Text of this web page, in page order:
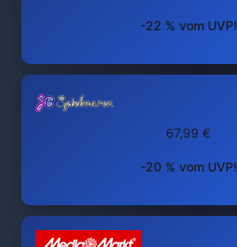
-22 % vom UVP!
67,99 €
-20 % vom UVP!